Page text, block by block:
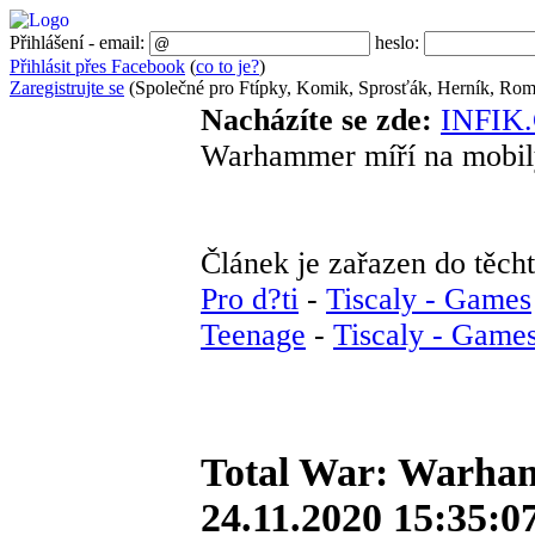
Přihlášení - email:
heslo:
Přihlásit přes Facebook (co to je?)
Zaregistrujte se (Společné pro Ftípky, Komik, Sprosťák, Herník,
Nacházíte se zde:
Warhammer míří na
Článek je zařazen do
Pro d?ti - Tiscaly - Games
Teenage - Tiscaly -
Total War:
24.11.2020